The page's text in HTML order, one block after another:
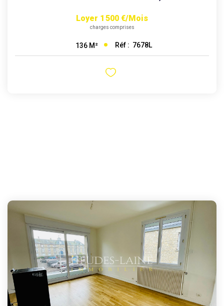
Loyer 1 500 €/mois
charges comprises
136 M² Réf : 7678L